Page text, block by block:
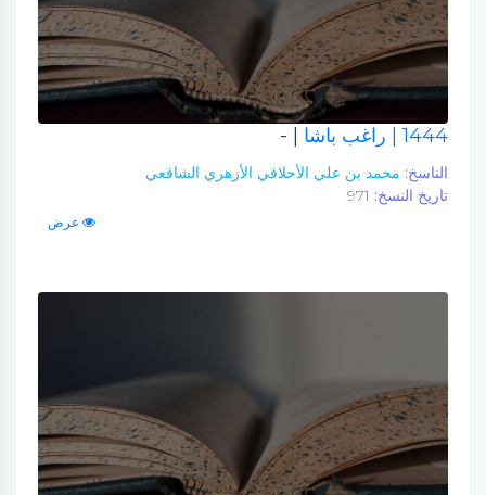
1444 | راغب باشا | -
الناسخ: محمد بن علي الأحلافي الأزهري الشافعي
تاريخ النسخ:
عرض